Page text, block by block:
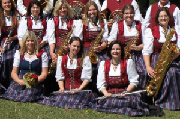
Datenschutzerklärung